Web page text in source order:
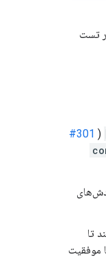
تست
(
#301
تا
موفقیت